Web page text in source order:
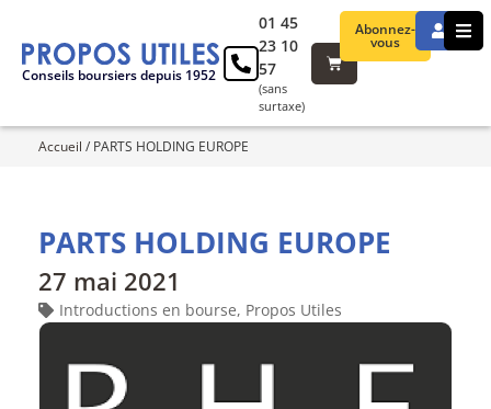
Conseils boursiers depuis 1952
Abonnez-
vous
01 45
23 10
57
(sans
surtaxe)
Accueil / PARTS HOLDING EUROPE
PARTS HOLDING EUROPE
27 mai 2021
Introductions en bourse, Propos Utiles